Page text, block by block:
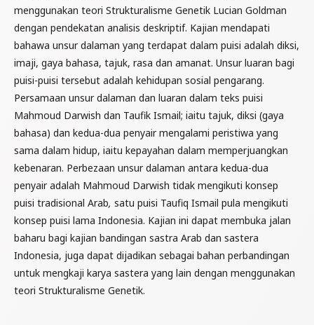
menggunakan teori Strukturalisme Genetik Lucian Goldman
dengan pendekatan analisis deskriptif. Kajian mendapati
bahawa unsur dalaman yang terdapat dalam puisi adalah diksi,
imaji, gaya bahasa, tajuk, rasa dan amanat. Unsur luaran bagi
puisi-puisi tersebut adalah kehidupan sosial pengarang.
Persamaan unsur dalaman dan luaran dalam teks puisi
Mahmoud Darwish dan Taufik Ismail; iaitu tajuk, diksi (gaya
bahasa) dan kedua-dua penyair mengalami peristiwa yang
sama dalam hidup, iaitu kepayahan dalam memperjuangkan
kebenaran. Perbezaan unsur dalaman antara kedua-dua
penyair adalah Mahmoud Darwish tidak mengikuti konsep
puisi tradisional Arab, satu puisi Taufiq Ismail pula mengikuti
konsep puisi lama Indonesia. Kajian ini dapat membuka jalan
baharu bagi kajian bandingan sastra Arab dan sastera
Indonesia, juga dapat dijadikan sebagai bahan perbandingan
untuk mengkaji karya sastera yang lain dengan menggunakan
teori Strukturalisme Genetik.